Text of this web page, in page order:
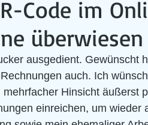
Code im
überwiesen
ausgedient. Gewünscht
auch. Ich
Hinsicht äußerst
einreichen, um wieder